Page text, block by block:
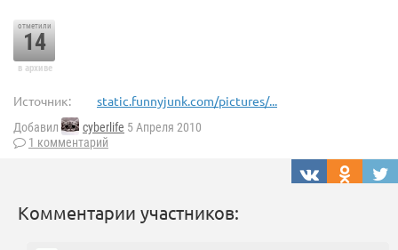
отметили
14
в архиве
Источник: static.funnyjunk.com/pictures/...
Добавил cyberlife 5 Апреля 2010
1 комментарий
Комментарии участников: